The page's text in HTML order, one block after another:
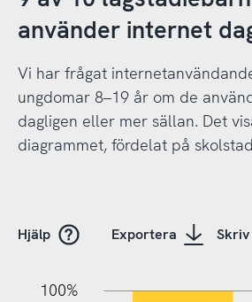
använder internet
Vi har frågat
ungdomar 8–19 år om de
dagligen eller mer sällan. Det
diagrammet, fördelat på
Hjälp Exportera
100%